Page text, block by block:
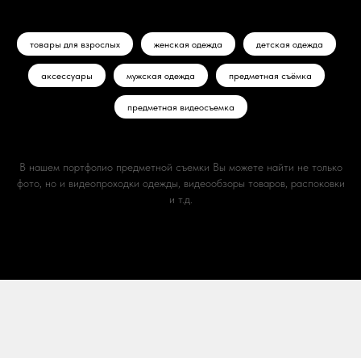
товары для взрослых женская одежда детская одежда
аксессуары мужская одежда предметная съёмка
предметная видеосъемка
В нашем портфолио предметной съемки Вы можете найти не только
фото, но и видеопроходки одежды, видеообзоры товаров, распоковки
и т.д.